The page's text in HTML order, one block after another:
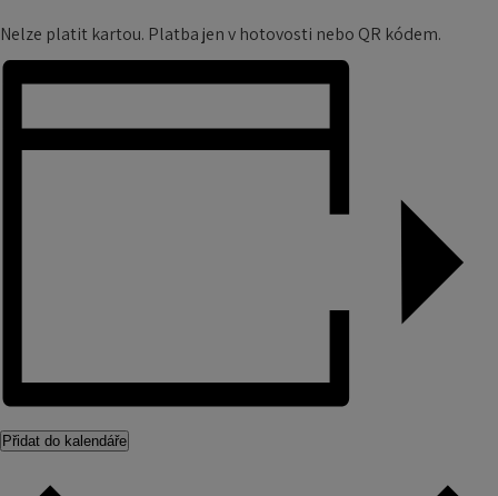
Nelze platit kartou. Platba jen v hotovosti nebo QR kódem.
Přidat do kalendáře